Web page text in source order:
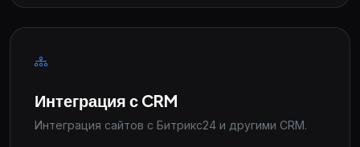
Интеграция с CRM
Интеграция сайтов с Битрикс24 и другими CRM.